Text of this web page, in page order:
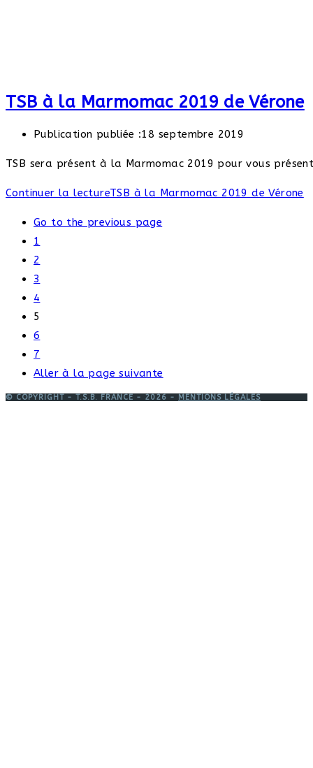
TSB à la Marmomac 2019 de Vérone
Publication publiée :18 septembre 2019
TSB sera présent à la Marmomac 2019 pour vous
Continuer la lectureTSB à la Marmomac 2019 de Vérone
Go to the previous page
1
2
3
4
5
6
7
Aller à la page suivante
© COPYRIGHT - T.S.B. FRANCE - 2026 - MENTIONS LÉGALES